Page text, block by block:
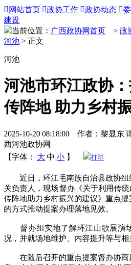
 网站首页 政协工作 政协动态 
建设
当前位置： 广西政协网首页 > 政
河池 > 正文
河池
河池市环江政协
传阵地 助力乡村
2025-10-20 08:18:00 作者：黎显
西河池政协网
【字体：
大 中 小 】 打印
近日，环江毛南族自治县政协组
关负责人，现场督办《关于利用传
传阵地助力乡村振兴的建议》重点
的方式推动提案办理落地见效。
督办组实地了解环江山歌展演
况，并就场地维护、内容提升等与相
在随后召开的重点提案督办协商